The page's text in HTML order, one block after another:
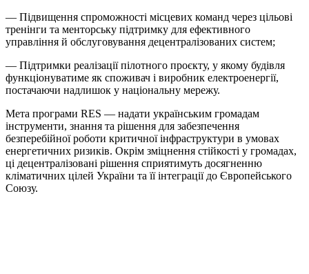
— Підвищення спроможності місцевих команд через цільові
тренінги та менторську підтримку для ефективного
управління й обслуговування децентралізованих систем;
— Підтримки реалізації пілотного проєкту, у якому будівля
функціонуватиме як споживач і виробник електроенергії,
постачаючи надлишок у національну мережу.
Мета програми RES — надати українським громадам
інструменти, знання та рішення для забезпечення
безперебійної роботи критичної інфраструктури в умовах
енергетичних ризиків. Окрім зміцнення стійкості у громадах,
ці децентралізовані рішення сприятимуть досягненню
кліматичних цілей України та її інтеграції до Європейського
Союзу.